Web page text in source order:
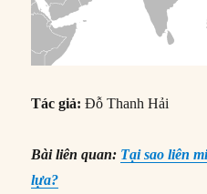
Tác giả: Đỗ Thanh Hải
Bài liên quan: Tại sao liên
lựa?